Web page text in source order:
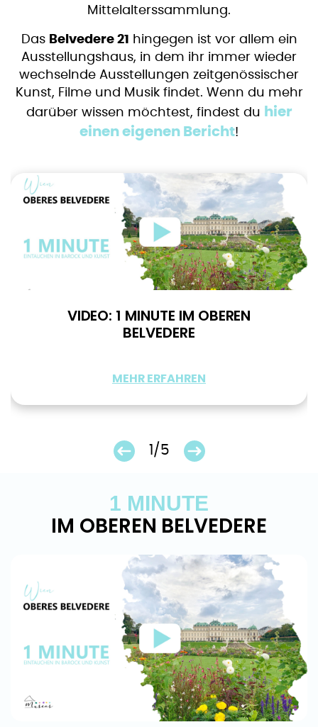
Mittelalterssammlung.
Das Belvedere 21
hingegen ist vor allem ein
Ausstellungshaus, in dem ihr immer wieder
wechselnde Ausstellungen zeitgenössischer
Kunst, Filme und Musik findet. Wenn du mehr
darüber wissen möchtest, findest du hier
einen eigenen Bericht!
VIDEO: 1 MINUTE IM OBEREN
BELVEDERE
MEHR ERFAHREN
1/5
1 MINUTE
IM OBEREN BELVEDERE